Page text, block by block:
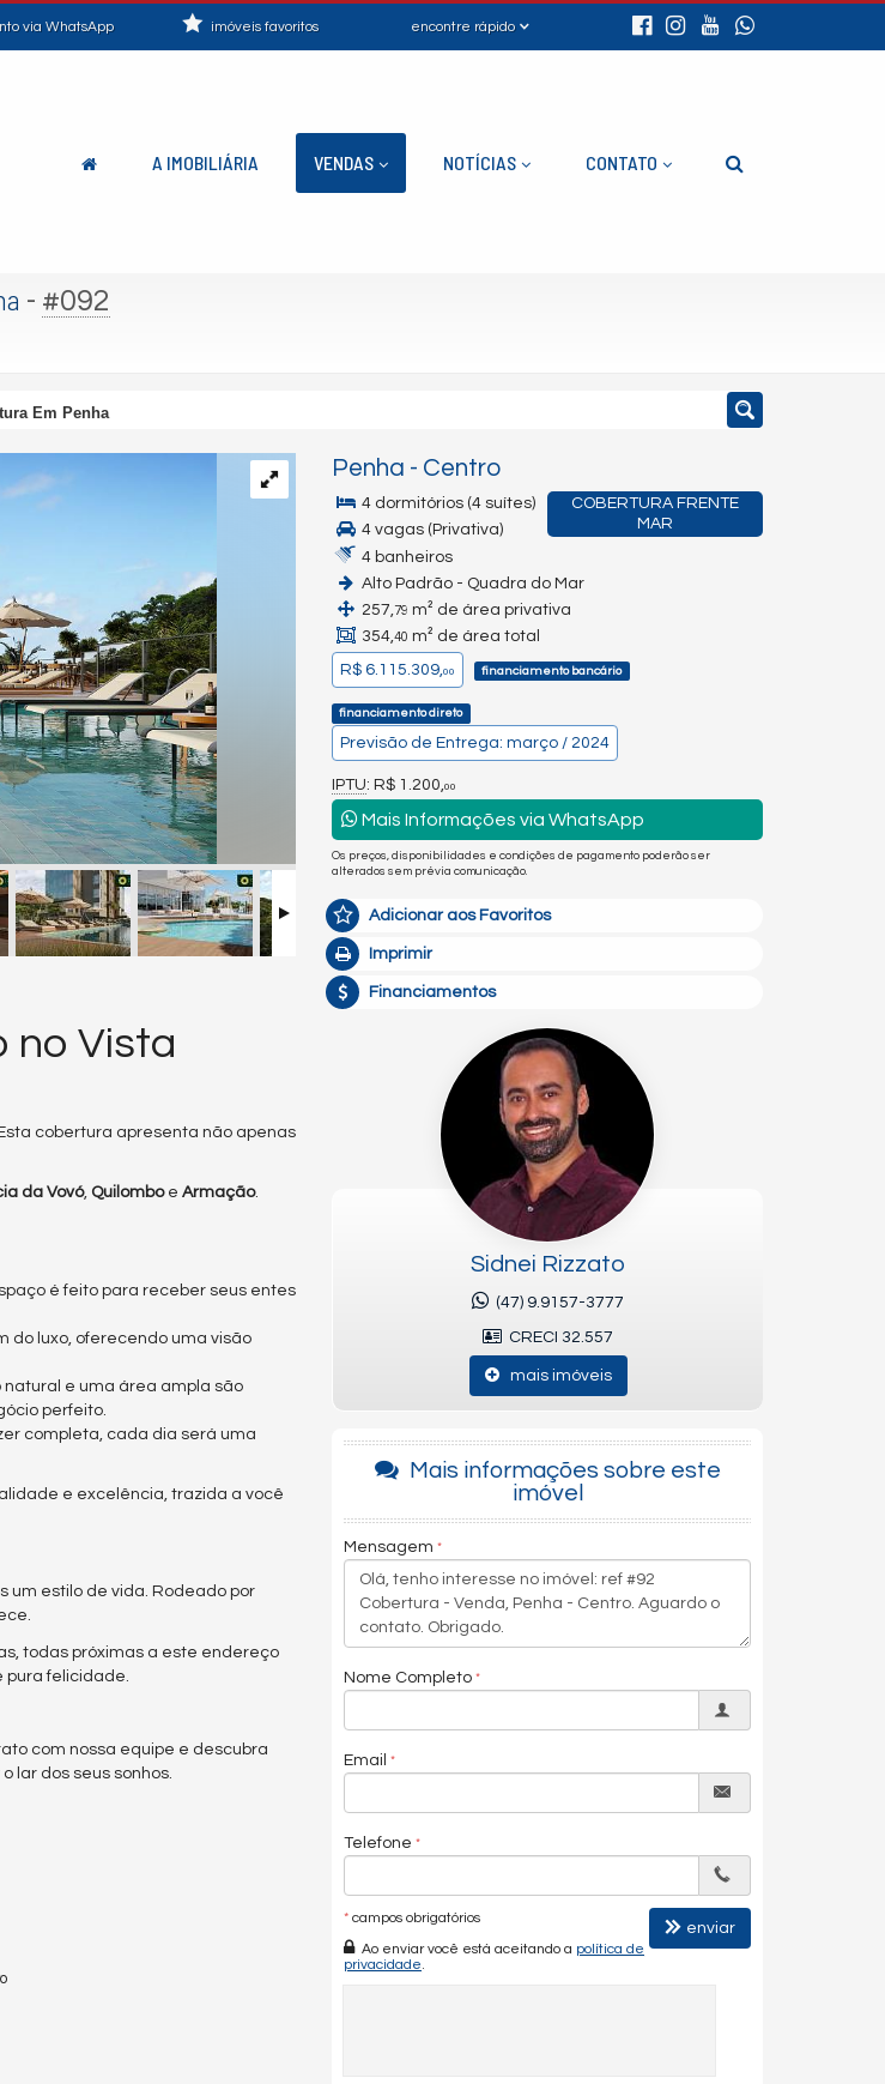
via WhatsApp encontre rápido
imóveis favoritos
A IMOBILIÁRIA VENDAS NOTÍCIAS CONTATO
- #092
Em Penha
Penha - Centro
COBERTURA FRENTE
MAR
4 dormitórios (4 suítes)
4 vagas (Privativa)
4 banheiros
Alto Padrão - Quadra do Mar
257,79 m² de área privativa
354,40 m² de área total
R$ 6.115.309,00 financiamento bancário
financiamento direto
Previsão de Entrega: março / 2024
IPTU: R$ 1.200,00
Mais Informações via WhatsApp
Os preços, disponibilidades e condições de pagamento poderão ser
alterados sem prévia comunicação.
Adicionar aos Favoritos
Imprimir
Financiamentos
no Vista
cobertura apresenta não apenas
da Vovó, Quilomboe Armação.
é feito para receber seus entes
do luxo, oferecendo uma visão
e uma área ampla são
perfeito.
completa, cada dia será uma
e excelência, trazida a você
um estilo de vida. Rodeado por
todas próximas a este endereço
pura felicidade.
com nossa equipe e descubra
lar dos seus sonhos.
Sidnei Rizzato
(47) 9.9157-3777
CRECI 32.557
mais imóveis
Mais informações sobre este
imóvel
Mensagem
Nome Completo
Email
Telefone
* campos obrigatórios
Ao enviar você está aceitando a política de
privacidade.
enviar